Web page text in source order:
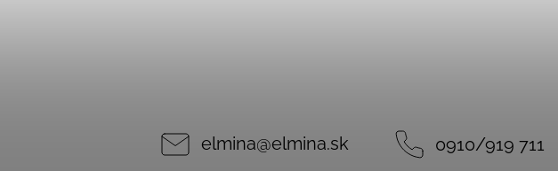
elmina@elmina.sk 0910/919 711